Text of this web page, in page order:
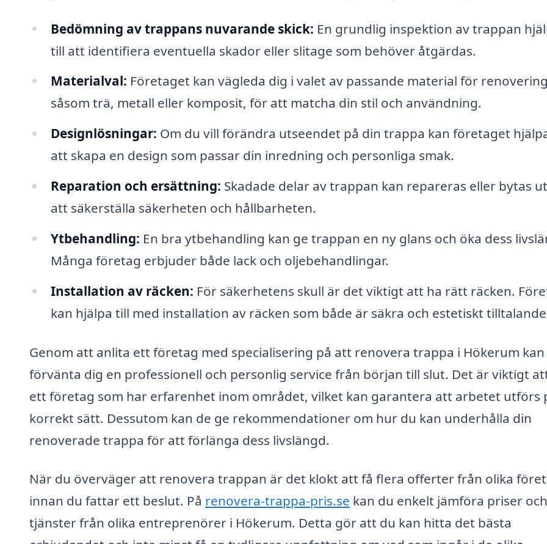
Bedömning av trappans nuvarande skick: En grundlig inspektion av trappan
till att identifiera eventuella skador eller slitage som behöver åtgärdas.
Materialval: Företaget kan vägleda dig i valet av passande material för
såsom trä, metall eller komposit, för att matcha din stil och användning.
Designlösningar: Om du vill förändra utseendet på din trappa kan företaget
att skapa en design som passar din inredning och personliga smak.
Reparation och ersättning: Skadade delar av trappan kan repareras eller bytas
att säkerställa säkerheten och hållbarheten.
Ytbehandling: En bra ytbehandling kan ge trappan en ny glans och öka dess
Många företag erbjuder både lack och oljebehandlingar.
Installation av räcken: För säkerhetens skull är det viktigt att ha rätt räcken.
kan hjälpa till med installation av räcken som både är säkra och estetiskt
Genom att anlita ett företag med specialisering på att renovera trappa i Hökerum kan
förvänta dig en professionell och personlig service från början till slut. Det är viktigt
ett företag som har erfarenhet inom området, vilket kan garantera att arbetet utförs
korrekt sätt. Dessutom kan de ge rekommendationer om hur du kan underhålla din
renoverade trappa för att förlänga dess livslängd.
När du överväger att renovera trappan är det klokt att få flera offerter från olika
innan du fattar ett beslut. På renovera-trappa-pris.se kan du enkelt jämföra priser och
tjänster från olika entreprenörer i Hökerum. Detta gör att du kan hitta det bästa